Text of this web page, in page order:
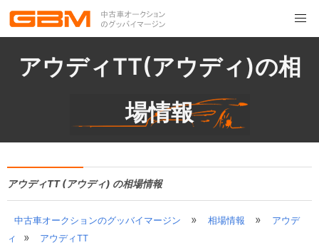
アウディTT(アウディ)の相
場情報
アウディTT (アウディ) の相場情報
中古車オークションのグッバイマージン » 相場情報 »
アウデ
ィ
» アウディTT